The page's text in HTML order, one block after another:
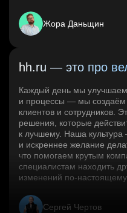
Жора Даньщин
hh.ru — это про
Каждый день мы улучшаем
и процессы — мы
клиентов и сотрудников.
решения, которые
к лучшему. Наша культура
и искреннее желание
что помогаем крутым
специалистам находить
изменений по‑настоящему
Сергей Чертов